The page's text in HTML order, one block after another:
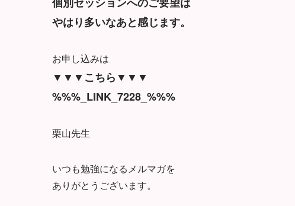
やはり多いなあと感じます。
お申し込みは
▼▼▼こちら▼▼▼
%%%_LINK_7228_%%%
栗山先生
いつも勉強になるメルマガを
ありがとうございます。